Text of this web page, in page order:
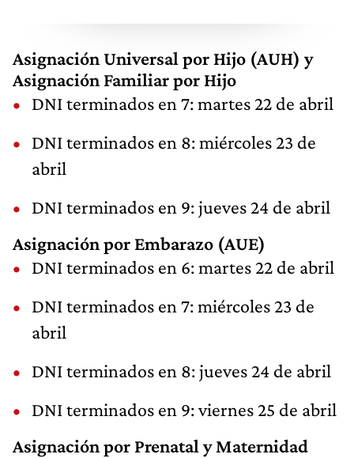
Asignación Universal por Hijo (AUH) y
Asignación Familiar por Hijo
DNI terminados en 7: martes 22 de abril
DNI terminados en 8: miércoles 23 de
abril
DNI terminados en 9: jueves 24 de abril
Asignación por Embarazo (AUE)
DNI terminados en 6: martes 22 de abril
DNI terminados en 7: miércoles 23 de
abril
DNI terminados en 8: jueves 24 de abril
DNI terminados en 9: viernes 25 de abril
Asignación por Prenatal y Maternidad